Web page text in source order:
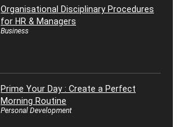
Organisational Disciplinary Procedures
for HR & Managers
Business
Prime Your Day : Create a Perfect
Morning Routine
Personal Development